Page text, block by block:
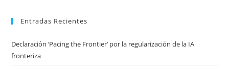
Entradas Recientes
Declaración ‘Pacing the Frontier’ por la regularización de la IA
fronteriza